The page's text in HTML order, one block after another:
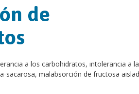
de
a los carbohidratos, intolerancia a la
sacarosa, malabsorción de fructosa